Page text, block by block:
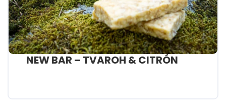
NEW BAR – TVAROH & CITRÓN